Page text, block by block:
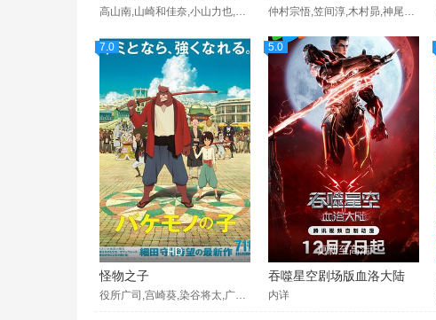
高山南,山崎和佳奈,小山力也,速水奖,高田裕司,小清水亚美,草尾毅,飞田展男,高木涉,汤屋敦子,茶风林,岸野幸正,绿川光,山田孝之,山下美月 仲村宗悟,笠间淳,木村昴,神尾晋一郎,三宅健太,岩崎谅太,坂本真绫,濑户麻沙美,宝龟克寿,小林亲弘,梶原岳人,岛袋美由利,久野美咲,园崎未惠,松田健一郎,武内骏辅,奈良彻,长谷川芳明,鹿糠光明,岩城泰司,真木骏一
7.0
HD
怪物之子
役所广司,宫崎葵,染谷将太,广濑铃,山路和弘,宫野真守,山口胜平,黑木华,大野百花,诸星堇,长塚圭史,麻生久美子,津川雅彦,中村正,草村礼子,近石真介,秋月成美,石上静香,井上肇,岩崎博,宇梶刚士,牛山茂,大西礼芳,小栗旬,尾崎右宗,各务立基,虎岛贵明,小林正宽,小林里乃,佐佐木胜彦,濑户麻沙美,高桥伸也,田中要次,谷村美月,长克巳,德本英一郎,户田惠,中岛广稀,中根久美子,莲岳大,原扶贵子,市道
5.0
更新至高清
吞噬星空剧场版血洛大陆
内详